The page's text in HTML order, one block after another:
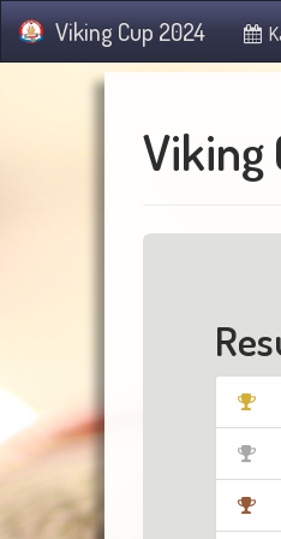
Viking Cup 2024
Viking